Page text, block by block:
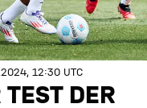
12:30 UTC
DER